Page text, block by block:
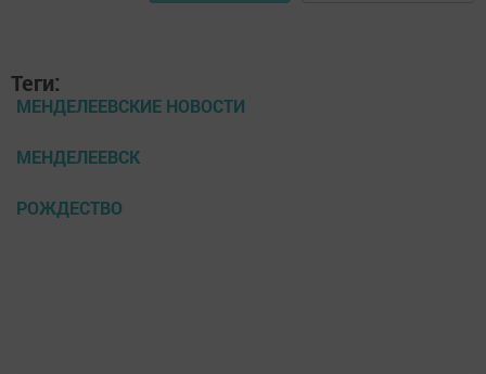
Теги:
МЕНДЕЛЕЕВСКИЕ НОВОСТИ
МЕНДЕЛЕЕВСК
РОЖДЕСТВО